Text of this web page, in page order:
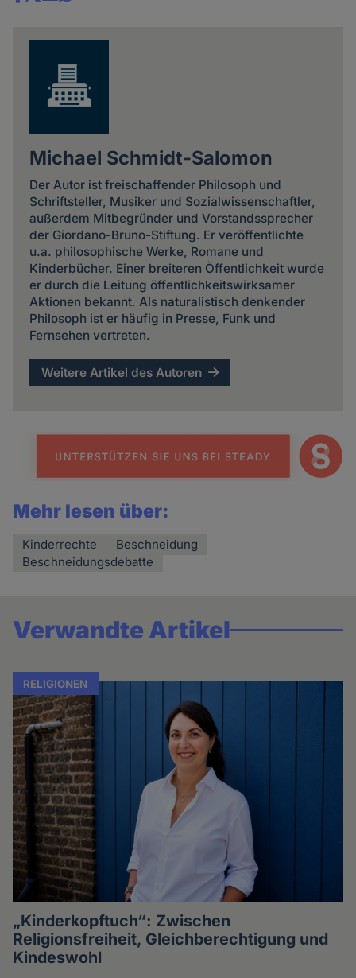
Share
Michael Schmidt-Salomon
Der Autor ist freischaffender Philosoph und
Schriftsteller, Musiker und Sozialwissenschaftler,
außerdem Mitbegründer und Vorstandssprecher
der Giordano-Bruno-Stiftung. Er veröffentlichte
u.a. philosophische Werke, Romane und
Kinderbücher. Einer breiteren Öffentlichkeit wurde
er durch die Leitung öffentlichkeitswirksamer
Aktionen bekannt. Als naturalistisch denkender
Philosoph ist er häufig in Presse, Funk und
Fernsehen vertreten.
Weitere Artikel des Autoren
Mehr lesen über:
Kinderrechte
Beschneidung
Beschneidungsdebatte
Verwandte Artikel
RELIGIONEN
„Kinderkopftuch“: Zwischen
Religionsfreiheit, Gleichberechtigung und
Kindeswohl